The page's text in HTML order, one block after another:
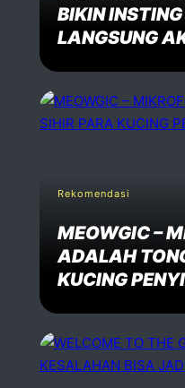
BIKIN
LANGSUNG
Rekomendasi
MEOWGIC –
ADALAH
KUCING